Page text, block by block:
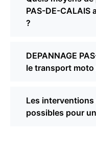
PAS-DE-
?
DEPANNAGE
le transport
Les
possibles pour